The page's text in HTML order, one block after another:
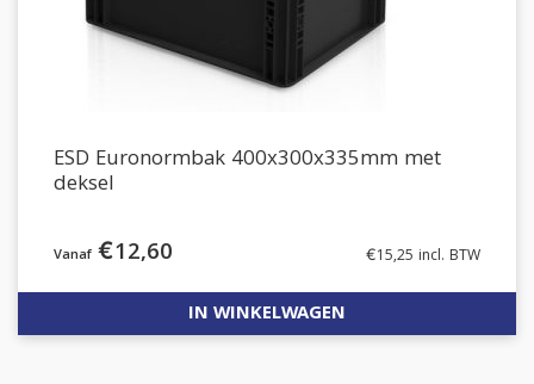
ESD Euronormbak 400x300x335mm met
deksel
€12,60 €15,25 incl. BTW
IN WINKELWAGEN